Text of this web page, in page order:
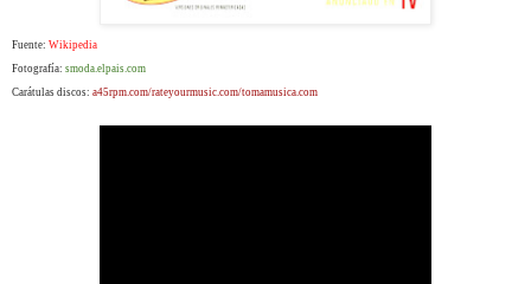
Fuente: Wikipedia
Fotografía: smoda.elpais.com
Carátulas discos: a45rpm.com/rateyourmusic.com/tomamusica.com